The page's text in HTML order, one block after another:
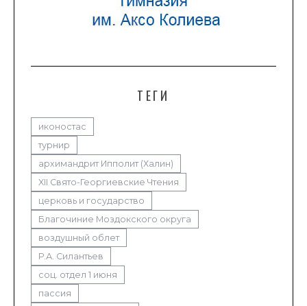
ТЕГИ
иконостас
турнир
архимандрит Ипполит (Халин)
XII Свято-Георгиевские Чтения
церковь и государство
Благочиние Моздокского округа
воздушный облет
Р.А. Силантьев
соц. отдел 1 июня
пассия